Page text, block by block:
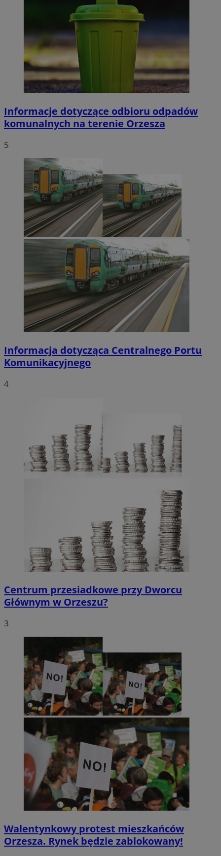
Informacje dotyczące odbioru odpadów
komunalnych na terenie Orzesza
5
Informacja dotycząca Centralnego Portu
Komunikacyjnego
4
Centrum przesiadkowe przy Dworcu
Głównym w Orzeszu?
3
Walentynkowy protest mieszkańców
Orzesza. Rynek będzie zablokowany!